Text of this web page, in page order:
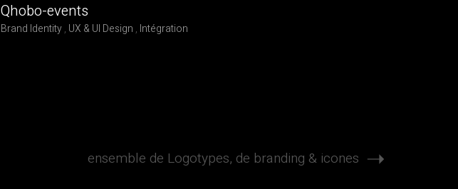
Qhobo-events
Brand Identity, UX & UI Design , Intégration
ensemble de Logotypes, de branding & icones